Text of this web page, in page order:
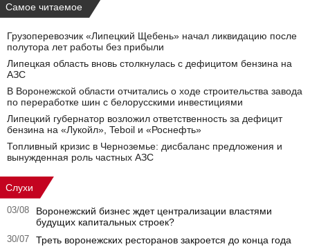
Самое читаемое
Грузоперевозчик «Липецкий Щебень» начал ликвидацию после
полутора лет работы без прибыли
Липецкая область вновь столкнулась с дефицитом бензина на
АЗС
В Воронежской области отчитались о ходе строительства завода
по переработке шин с белорусскими инвестициями
Липецкий губернатор возложил ответственность за дефицит
бензина на «Лукойл», Teboil и «Роснефть»
Топливный кризис в Черноземье: дисбаланс предложения и
вынужденная роль частных АЗС
Слухи
03/08
Воронежский бизнес ждет централизации властями
будущих капитальных строек?
30/07 Треть воронежских ресторанов закроется до конца года